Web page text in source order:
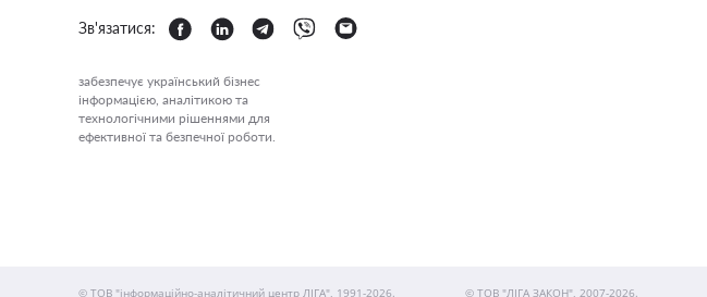
Зв'язатися:
забезпечує український бізнес
інформацією, аналітикою та
технологічними рішеннями для
ефективної та безпечної роботи.
© ТОВ "інформаційно-аналітичний центр ЛІГА", 1991-2026. © ТОВ "ЛІГА ЗАКОН", 2007-2026.